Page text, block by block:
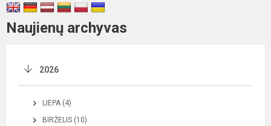
Naujienų archyvas
2026
LIEPA (4)
BIRŽELIS (10)